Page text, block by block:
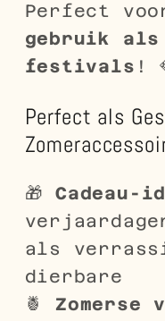
Perfect
gebruik als
festivals !
Perfect als
🎁Cadeau-
als
dierbare
🍍 Zomerse